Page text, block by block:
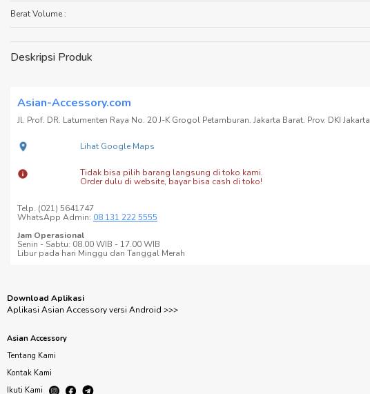
Berat Volume :
Deskripsi Produk
Asian-Accessory.com
Jl. Prof. DR. Latumenten Raya No. 20 J-K Grogol Petamburan. Jakarta Barat. Prov. DKI Jakarta
Lihat Google Maps
Tidak bisa pilih barang langsung di toko kami.
Order dulu di website, bayar bisa cash di toko!
Telp. (021) 5641747
WhatsApp Admin: 08 131 222 5555
Jam Operasional
Senin - Sabtu: 08.00 WIB - 17.00 WIB
Libur pada hari Minggu dan Tanggal Merah
Download Aplikasi
Aplikasi Asian Accessory versi Android >>>
Asian Accessory
Tentang Kami
Kontak Kami
Ikuti Kami